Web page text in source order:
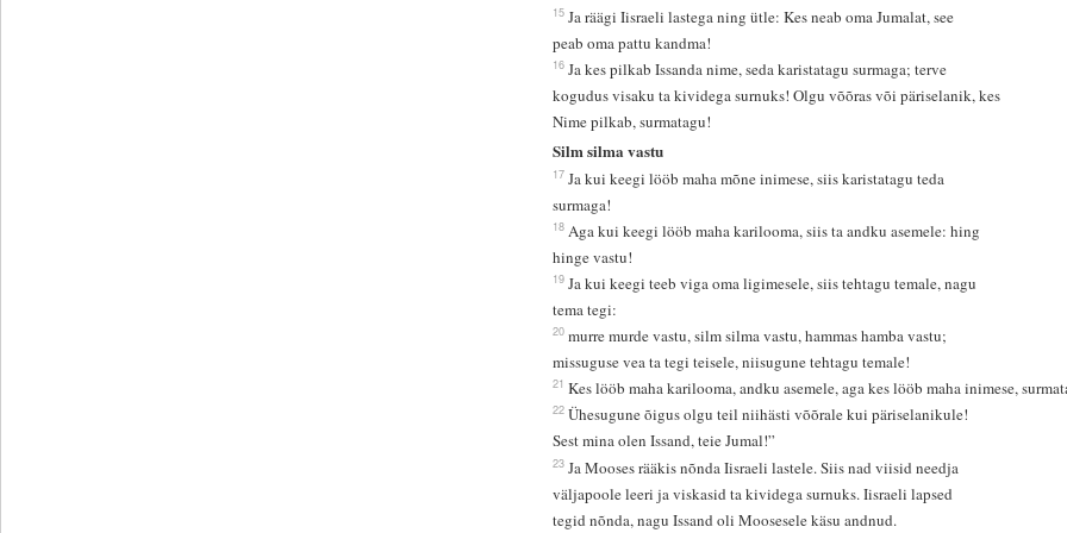
15 Ja räägi Iisraeli lastega ning ütle: Kes neab oma Jumalat, see
peab oma pattu kandma!
16 Ja kes pilkab Issanda nime, seda karistatagu surmaga; terve
kogudus visaku ta kividega surnuks! Olgu võõras või päriselanik, kes
Nime pilkab, surmatagu!
Silm silma vastu
17 Ja kui keegi lööb maha mõne inimese, siis karistatagu teda
surmaga!
18 Aga kui keegi lööb maha karilooma, siis ta andku asemele: hing
hinge vastu!
19 Ja kui keegi teeb viga oma ligimesele, siis tehtagu temale, nagu
tema tegi:
20 murre murde vastu, silm silma vastu, hammas hamba vastu;
missuguse vea ta tegi teisele, niisugune tehtagu temale!
21 Kes lööb maha karilooma, andku asemele, aga kes lööb maha inimese,
22 Ühesugune õigus olgu teil niihästi võõrale kui päriselanikule!
Sest mina olen Issand, teie Jumal!”
23 Ja Mooses rääkis nõnda Iisraeli lastele. Siis nad viisid needja
väljapoole leeri ja viskasid ta kividega surnuks. Iisraeli lapsed
tegid nõnda, nagu Issand oli Moosesele käsu andnud.